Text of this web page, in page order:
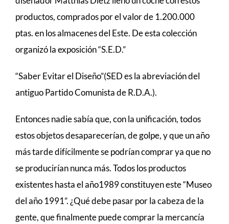
productos, comprados por el valor de 1.200.000
ptas. en los almacenes del Este. De esta colección
organizó la exposición “S.E.D.”
“Saber Evitar el Diseño”(SED es la abreviación del
antiguo Partido Comunista de R.D.A.).
Entonces nadie sabía que, con la unificación, todos
estos objetos desaparecerían, de golpe, y que un año
más tarde difícilmente se podrían comprar ya que no
se producirían nunca más. Todos los productos
existentes hasta el año1989 constituyen este “Museo
del año 1991”. ¿Qué debe pasar por la cabeza de la
gente, que finalmente puede comprar la mercancía